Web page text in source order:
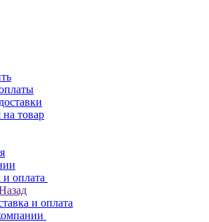
на товар
и оплата
и оплата